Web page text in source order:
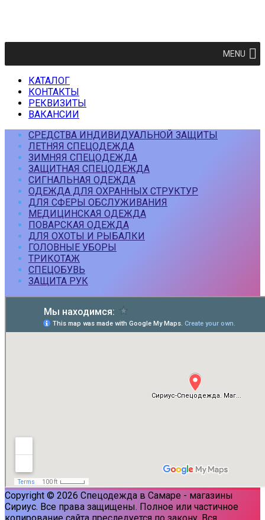
MENU
КАТАЛОГ
КОНТАКТЫ
РЕКВИЗИТЫ
ВАКАНСИИ
СРЕДСТВА ИНДИВИДУАЛЬНОЙ ЗАЩИТЫ
ЛЕТНЯЯ СПЕЦОДЕЖДА
ЗИМНЯЯ СПЕЦОДЕЖДА
ЗАЩИТНАЯ СПЕЦОДЕЖДА
СИГНАЛЬНАЯ ОДЕЖДА
ОДЕЖДА ДЛЯ ОХРАННЫХ СТРУКТУР
ДЛЯ СФЕРЫ ОБСЛУЖИВАНИЯ
МЕДИЦИНСКАЯ ОДЕЖДА
ПОВАРСКАЯ ОДЕЖДА
ДЛЯ ОХОТЫ И РЫБАЛКИ
ГОЛОВНЫЕ УБОРЫ
ТРИКОТАЖ
СПЕЦОБУВЬ
ЗАЩИТА РУК
Copyright © 2026 Спецодежда в Самаре - магазины
Сириус. Все права защищены. Полное или частичное